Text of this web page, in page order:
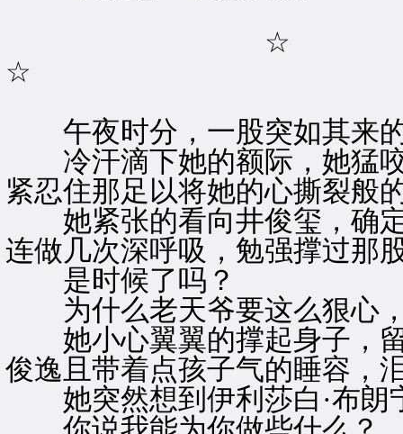
☆
☆
午夜时分，一股突如其来的
冷汗滴下她的额际，她猛咬
紧忍住那足以将她的心撕裂般
她紧张的看向井俊玺，确定
连做几次深呼吸，勉强撑过那
是时候了吗？
为什么老天爷要这么狠心，
她小心翼翼的撑起身子，留
俊逸且带着点孩子气的睡容，
她突然想到伊利莎白·布朗